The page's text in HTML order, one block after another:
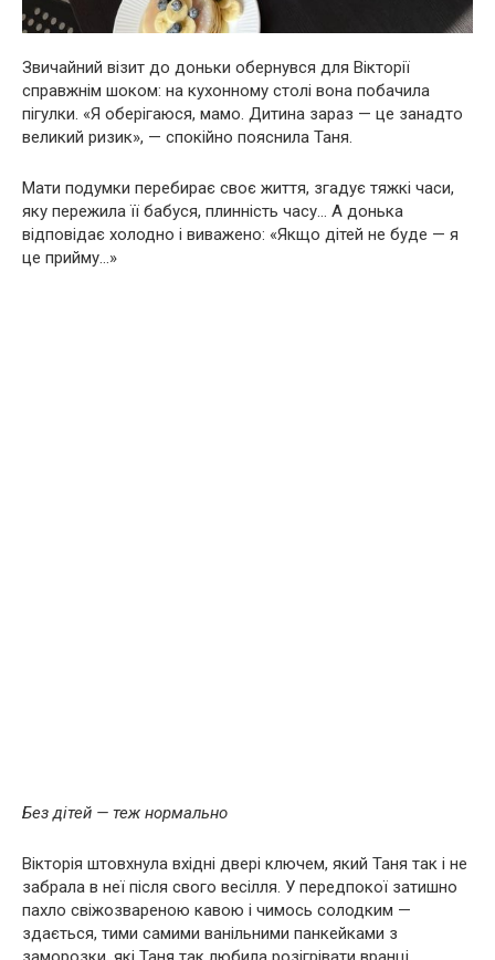
Звичайний візит до доньки обернувся для Вікторії
справжнім шоком: на кухонному столі вона побачила
пігулки. «Я оберігаюся, мамо. Дитина зараз — це занадто
великий ризик», — спокійно пояснила Таня.
Мати подумки перебирає своє життя, згадує тяжкі часи,
яку пережила її бабуся, плинність часу… А донька
відповідає холодно і виважено: «Якщо дітей не буде — я
це прийму…»
Без дітей — теж нормально
Вікторія штовхнула вхідні двері ключем, який Таня так і не
забрала в неї після свого весілля. У передпокої затишно
пахло свіжозвареною кавою і чимось солодким —
здається, тими самими ванільними панкейками з